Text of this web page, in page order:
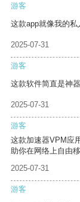
游客
这款app就像我的私
2025-07-31
游客
这款软件简直是神
2025-07-31
游客
这款加速器VPM应
助你在网络上自由移
2025-07-31
游客